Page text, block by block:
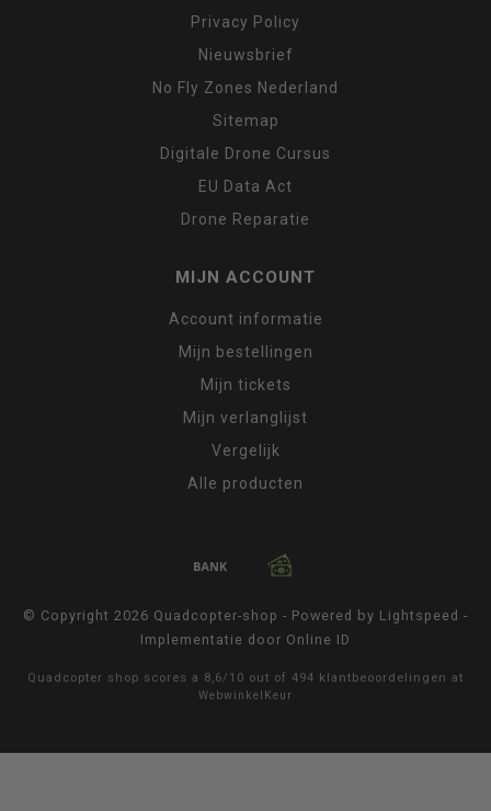
Privacy Policy
Nieuwsbrief
No Fly Zones Nederland
Sitemap
Digitale Drone Cursus
EU Data Act
Drone Reparatie
MIJN ACCOUNT
Account informatie
Mijn bestellingen
Mijn tickets
Mijn verlanglijst
Vergelijk
Alle producten
© Copyright 2026 Quadcopter-shop - Powered by Lightspeed -
Implementatie door Online ID
Quadcopter shop scores a 8,6/ 10 out of 494 klantbeoordelingen at
WebwinkelKeur